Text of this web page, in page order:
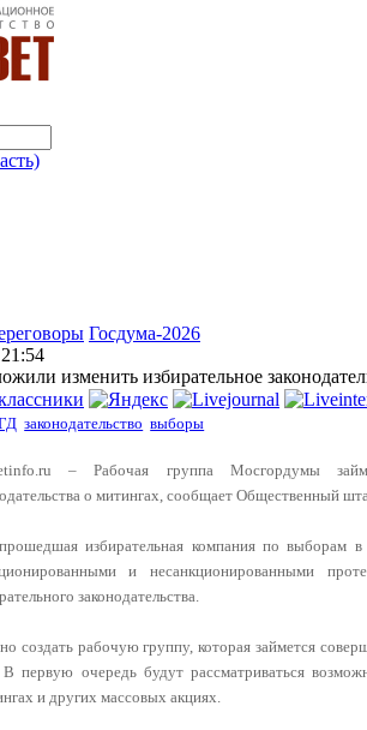
Госдума-2026
изменить избирательное
законодательство выборы
– Рабочая группа Мосгордумы
о митингах, сообщает Общественный
избирательная компания по выборам
и несанкционированными
законодательства.
создать рабочую группу, которая займется
первую очередь будут рассматриваться
и других массовых акциях.